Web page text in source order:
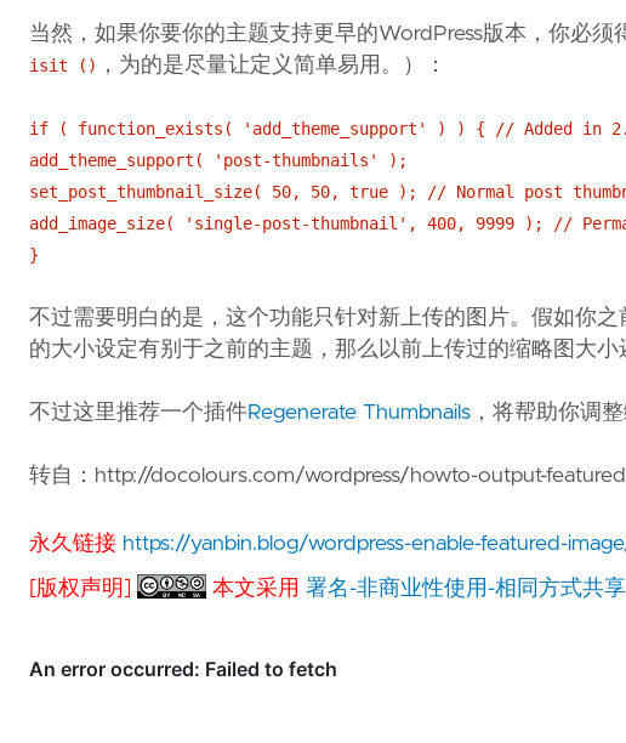
当然，如果你要你的主题支持更早的WordPress版本，你必须
isit ()
，为的是尽量让定义简单易用。）：
if ( function_exists( 'add_theme_support' ) ) { // Added in
add_theme_support( 'post-thumbnails' );
set_post_thumbnail_size( 50, 50, true ); // Normal post
add_image_size( 'single-post-thumbnail', 400, 9999 ); //
}
不过需要明白的是，这个功能只针对新上传的图片。假如你
的大小设定有别于之前的主题，那么以前上传过的缩略图大
不过这里推荐一个插件Regenerate Thumbnails ，将帮助你调
转自：http://docolours.com/wordpress/howto-output-
永久链接 https://yanbin.blog/wordpress-enable-featured-
[版权声明] 本文采用署名-非商业性使用-相同方式共